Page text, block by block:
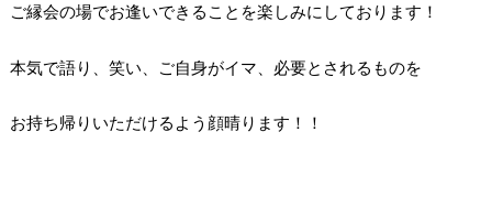
ご縁会の場でお逢いできることを楽しみにしております！
本気で語り、笑い、ご自身がイマ、必要とされるものを
お持ち帰りいただけるよう顔晴ります！！